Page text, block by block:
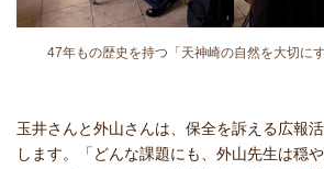
47年もの歴史を持つ「天神崎の自然を大切に
玉井さんと外山さんは、保全を訴える広報
します。「どんな課題にも、外山先生は穏